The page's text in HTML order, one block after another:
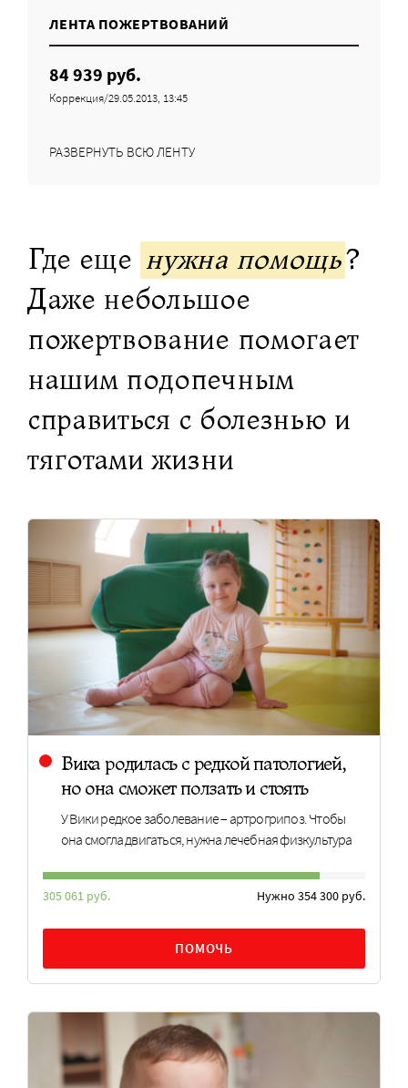
ЛЕНТА ПОЖЕРТВОВАНИЙ
84 939 руб.
Коррекция/29.05.2013, 13:45
РАЗВЕРНУТЬ ВСЮ ЛЕНТУ
Где еще нужна помощь?
Даже небольшое
пожертвование помогает
нашим подопечным
справиться с болезнью и
тяготами жизни
Вика родилась с редкой патологией,
но она сможет ползать и стоять
У Вики редкое заболевание – артрогрипоз. Чтобы
она смогла двигаться, нужна лечебная физкультура
305 061 руб. Нужно 354 300 руб.
ПОМОЧЬ